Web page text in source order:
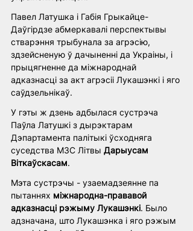
Павел Латушка і Габія Грыкайце-
Даўгірдзе абмеркавалі перспектывы
стварэння трыбунала за агрэсію,
здзейсненую ў дачыненні да Украіны, і
прыцягненне да міжнароднай
адказнасці за акт агрэсіі Лукашэнкі і яго
саўдзельнікаў.
У гэты ж дзень адбылася сустрэча
Паўла Латушкі з дырэктарам
Дэпартамента палітыкі ўсходняга
суседства МЗС Літвы Дарыусам
Віткаўскасам.
Мэта сустрэчы - узаемадзеянне па
пытаннях міжнародна-прававой
адказнасці рэжыму Лукашэнкі. Было
адзначана, што Лукашэнка і яго рэжым